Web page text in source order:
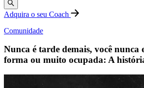
Adquira o seu Coach
Comunidade
Nunca é tarde demais, você nunca
forma ou muito ocupada: A